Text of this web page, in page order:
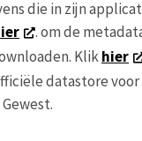
die in zijn
. om de
Klikhier
datastore voor